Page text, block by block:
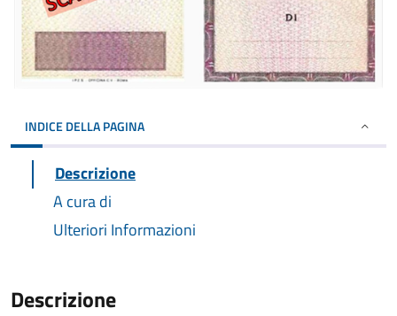
INDICE DELLA PAGINA
Descrizione
A cura di
Ulteriori Informazioni
Descrizione